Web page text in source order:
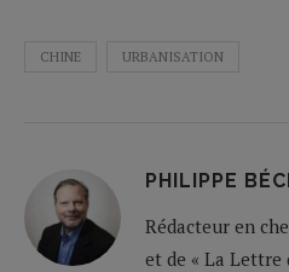
CHINE URBANISATION
PHILIPPE
Rédacteur en
et de « La Lettre